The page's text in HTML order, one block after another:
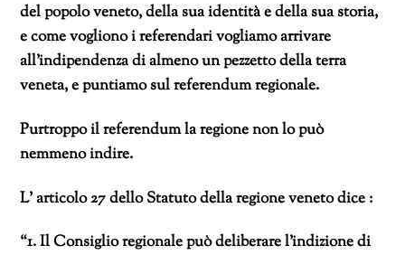
del popolo veneto, della sua identità e della sua storia,
e come vogliono i referendari vogliamo arrivare
all’indipendenza di almeno un pezzetto della terra
veneta, e puntiamo sul referendum regionale.
Purtroppo il referendum la regione non lo può
nemmeno indire.
L’ articolo 27 dello Statuto della regione veneto dice :
“1. Il Consiglio regionale può deliberare l’indizione di